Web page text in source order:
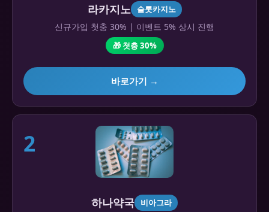
라카지노 슬롯카지노
신규가입 첫충 30% | 이벤트 5% 상시 진행
🎁 첫충 30%
바로가기 →
2
하나약국 비아그라